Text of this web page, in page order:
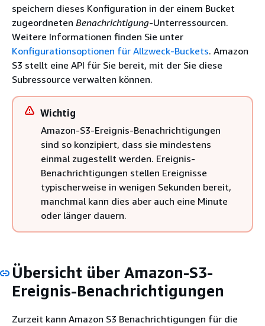
speichern dieses Konfiguration in der einem Bucket
zugeordneten Benachrichtigung-Unterressourcen.
Weitere Informationen finden Sie unter
Konfigurationsoptionen für Allzweck-Buckets. Amazon
S3 stellt eine API für Sie bereit, mit der Sie diese
Subressource verwalten können.
Wichtig
Amazon-S3-Ereignis-Benachrichtigungen
sind so konzipiert, dass sie mindestens
einmal zugestellt werden. Ereignis-
Benachrichtigungen stellen Ereignisse
typischerweise in wenigen Sekunden bereit,
manchmal kann dies aber auch eine Minute
oder länger dauern.
Übersicht über Amazon-S3-
Ereignis-Benachrichtigungen
Zurzeit kann Amazon S3 Benachrichtigungen für die